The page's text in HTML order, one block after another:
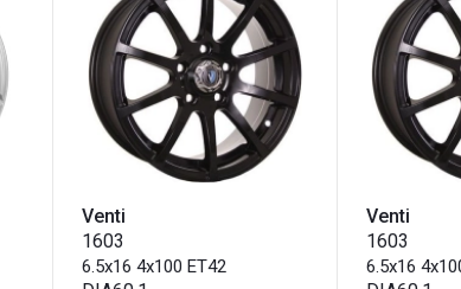
Venti
1603
6.5x16 4x100 ET42
Venti
1603
6.5x16